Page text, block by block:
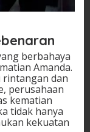
berbahaya
Amanda.
rintangan dan
perusahaan
kematian
tidak hanya
kekuatan